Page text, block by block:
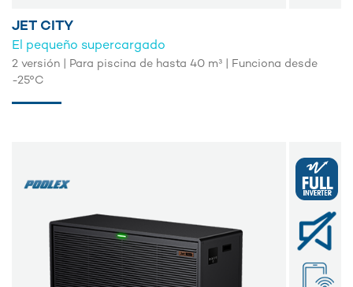
JET CITY
El pequeño supercargado
2 versión | Para piscina de hasta 40 m³ | Funciona desde
-25°C